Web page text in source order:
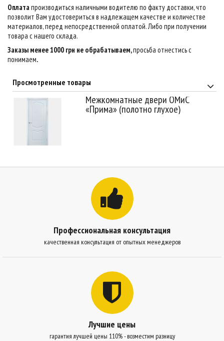
Оплатапроизводиться наличными водителю по факту доставки, что
позволит Вам удостовериться в надлежащем качестве и количестве
материалов, перед непосредственной оплатой. Либо при получении
товара с нашего склада.
Заказы менее 1000 грн не обрабатываем,просьба отнестись с
понимаем.
Просмотренные товары
Межкомнатные двери ОМиС
«Прима» (полотно глухое)
Профессиональная консультация
качественная консультация от опытных менеджеров
Лучшие цены
гарантия лучшей цены 110% - возместим разницу